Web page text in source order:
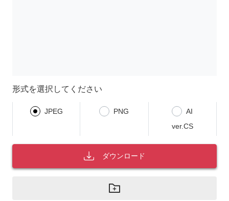
形式を選択してください
JPEG PNG
AI
ver.CS
ダウンロード